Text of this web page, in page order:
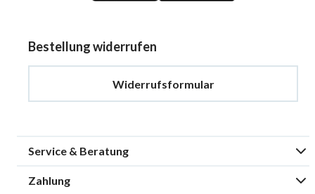
Bestellung widerrufen
Widerrufsformular
Service & Beratung
Zahlung